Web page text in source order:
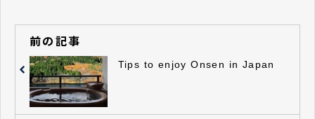
前の記事
Tips to enjoy Onsen in Japan